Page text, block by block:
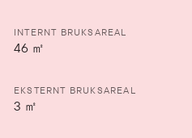
INTERNT BRUKSAREAL
46 ㎡
EKSTERNT BRUKSAREAL
3 ㎡